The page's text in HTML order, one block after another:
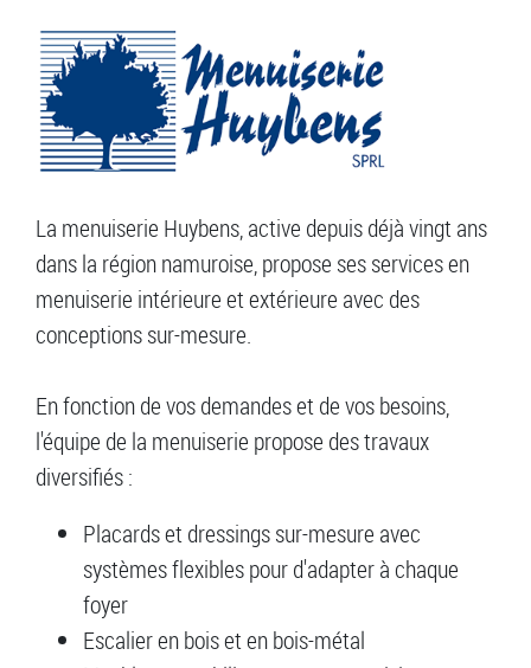
La menuiserie Huybens, active depuis déjà vingt ans
dans la région namuroise, propose ses services en
menuiserie intérieure et extérieure avec des
conceptions sur-mesure.
En fonction de vos demandes et de vos besoins,
l'équipe de la menuiserie propose des travaux
diversifiés :
Placards et dressings sur-mesure avec
systèmes flexibles pour d'adapter à chaque
foyer
Escalier en bois et en bois-métal